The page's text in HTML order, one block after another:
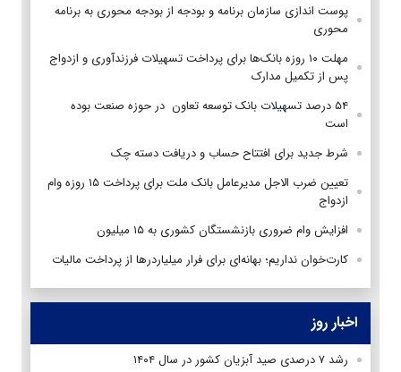
پوست اندازی سازمان برنامه‌ و بودجه از بودجه محوری به برنامه
محوری
مهلت ۱۰ روزه بانک‌ها برای پرداخت تسهیلات فرزندآوری و ازدواج
پس از تکمیل مدارک
۵۴ درصد تسهیلات بانک توسعه تعاون در حوزه صنعت بوده
است
شرط جدید برای افتتاح حساب و دریافت دسته چک
تعیین ضرب الاجل مدیرعامل بانک ملت برای پرداخت ۱۵ روزه وام
ازدواج
افزایش وام ضروری بازنشستگان کشوری به ۱۵ میلیون
کارت‌خوان نداریم؛ بهانه‌ای برای فرار میلیاردرها از پرداخت مالیات
اخبار روز
رشد ۷ درصدی صید آبزیان کشور در سال ۱۴۰۴